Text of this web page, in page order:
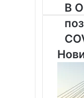
В
сотні
В